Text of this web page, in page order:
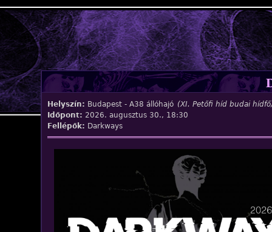
Jump to navigation
Helyszín: Budapest - A38 állóhajó (XI. Petőfi híd budai
Időpont: 2026. augusztus 30., 18:30
Fellépők: Darkways